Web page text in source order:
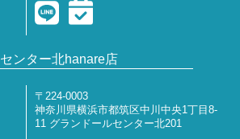
センター北hanare店
〒224-0003
神奈川県横浜市都筑区中川中央1丁目8-
11 グランドールセンター北201